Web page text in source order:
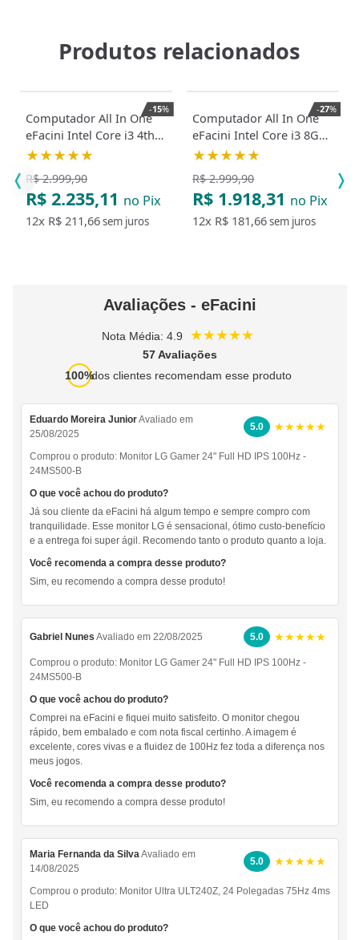
Produtos relacionados
-15%
Computador All In One
eFacini Intel Core i3 4th
8GB SSD 240GB Monitor
★★★★★
R$ 2.999,90
R$ 2.235,11 no Pix
12x R$ 211,66sem juros
-27%
Computador All In One
eFacini Intel Core i3 8GB
SSD 240GB Monitor 19
★★★★★
R$ 2.999,90
R$ 1.918,31 no Pix
12x R$ 181,66sem juros
Avaliações - eFacini
Nota Média: 4.9 ★★★★★
57 Avaliações
100%dos clientes recomendam esse produto
Eduardo Moreira JuniorAvaliado em
25/08/2025
5.0 ★★★★★
Comprou o produto: Monitor LG Gamer 24" Full HD IPS 100Hz -
24MS500-B
O que você achou do produto?
Já sou cliente da eFacini há algum tempo e sempre compro com
tranquilidade. Esse monitor LG é sensacional, ótimo custo-benefício
e a entrega foi super ágil. Recomendo tanto o produto quanto a loja.
Você recomenda a compra desse produto?
Sim, eu recomendo a compra desse produto!
Gabriel Nunes Avaliado em 22/08/2025 5.0 ★★★★★
Comprou o produto: Monitor LG Gamer 24" Full HD IPS 100Hz -
24MS500-B
O que você achou do produto?
Comprei na eFacini e fiquei muito satisfeito. O monitor chegou
rápido, bem embalado e com nota fiscal certinho. A imagem é
excelente, cores vivas e a fluidez de 100Hz fez toda a diferença nos
meus jogos.
Você recomenda a compra desse produto?
Sim, eu recomendo a compra desse produto!
Maria Fernanda da SilvaAvaliado em
14/08/2025
5.0 ★★★★★
Comprou o produto: Monitor Ultra ULT240Z, 24 Polegadas 75Hz 4ms
LED
O que você achou do produto?